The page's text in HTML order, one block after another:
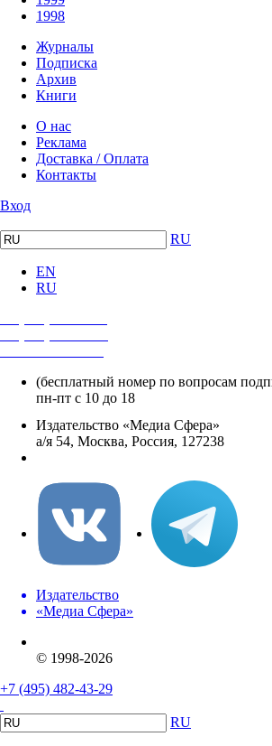
1998
Журналы
Подписка
Архив
Книги
О нас
Реклама
Доставка / Оплата
Контакты
Вход
RU
EN
RU
(бесплатный номер по вопросам
пн-пт с 10 до 18
Издательство «Медиа Сфера»
а/я 54, Москва, Россия, 127238
Издательство
«Медиа Сфера»
© 1998-2026
+7 (495) 482-43-29
RU